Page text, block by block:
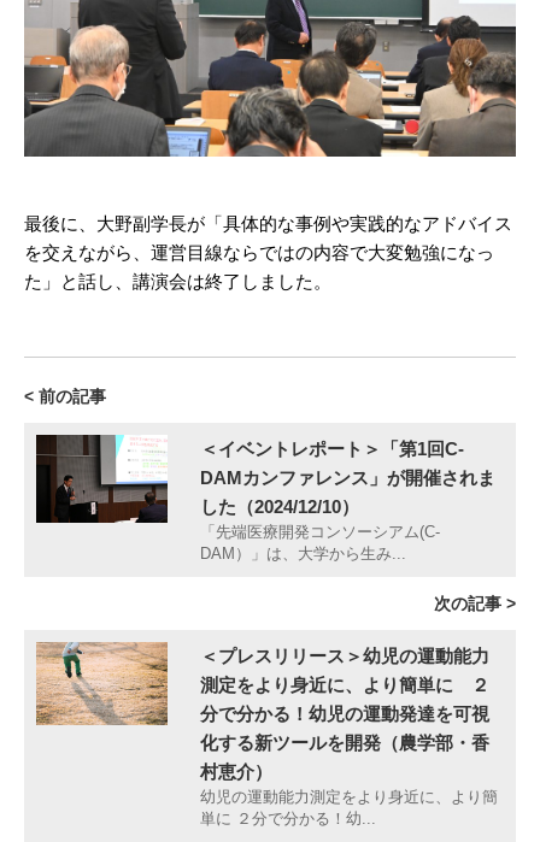
最後に、大野副学長が「具体的な事例や実践的なアドバイス
を交えながら、運営目線ならではの内容で大変勉強になっ
た」と話し、講演会は終了しました。
< 前の記事
＜イベントレポート＞「第1回C-
DAMカンファレンス」が開催されま
した（2024/12/10）
「先端医療開発コンソーシアム(C-
DAM）」は、大学から生み...
次の記事 >
＜プレスリリース＞幼児の運動能力
測定をより身近に、より簡単に ２
分で分かる！幼児の運動発達を可視
化する新ツールを開発（農学部・香
村恵介）
幼児の運動能力測定をより身近に、より簡
単に ２分で分かる！幼...